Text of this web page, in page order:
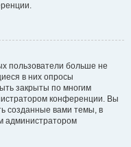
пользователи больше не
в них опросы
закрыты по многим
конференции. Вы
созданные вами темы, в
администратором